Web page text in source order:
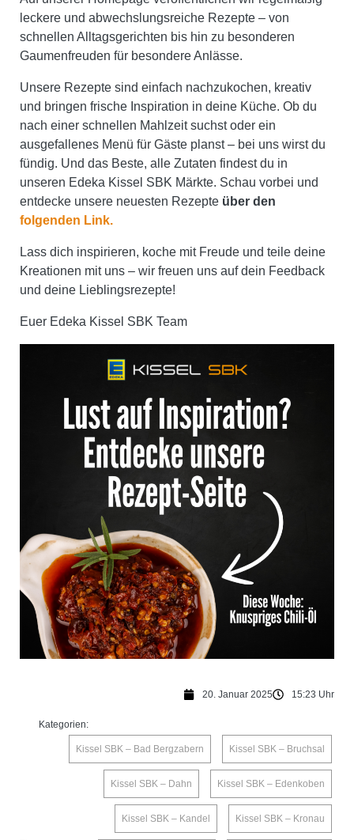
leckere und abwechslungsreiche Rezepte – von
schnellen Alltagsgerichten bis hin zu besonderen
Gaumenfreuden für besondere Anlässe.
Unsere Rezepte sind einfach nachzukochen, kreativ
und bringen frische Inspiration in deine Küche. Ob du
nach einer schnellen Mahlzeit suchst oder ein
ausgefallenes Menü für Gäste planst – bei uns wirst du
fündig. Und das Beste, alle Zutaten findest du in
unseren Edeka Kissel SBK Märkte. Schau vorbei und
entdecke unsere neuesten Rezepte über den
folgenden Link.
Lass dich inspirieren, koche mit Freude und teile deine
Kreationen mit uns – wir freuen uns auf dein Feedback
und deine Lieblingsrezepte!
Euer Edeka Kissel SBK Team
20. Januar 2025 15:23 Uhr
Kategorien:
Kissel SBK – Bad Bergzabern Kissel SBK – Bruchsal
Kissel SBK – Dahn Kissel SBK – Edenkoben
Kissel SBK – Kandel Kissel SBK – Kronau